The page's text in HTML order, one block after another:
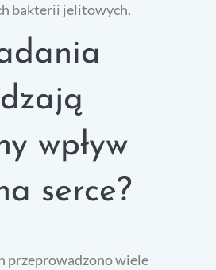
bakterii jelitowych.
wpływ
serce?
przeprowadzono wiele